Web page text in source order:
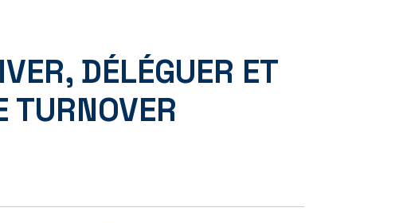
DÉLÉGUER ET
TURNOVER